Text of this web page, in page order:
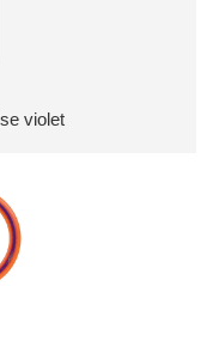
violet